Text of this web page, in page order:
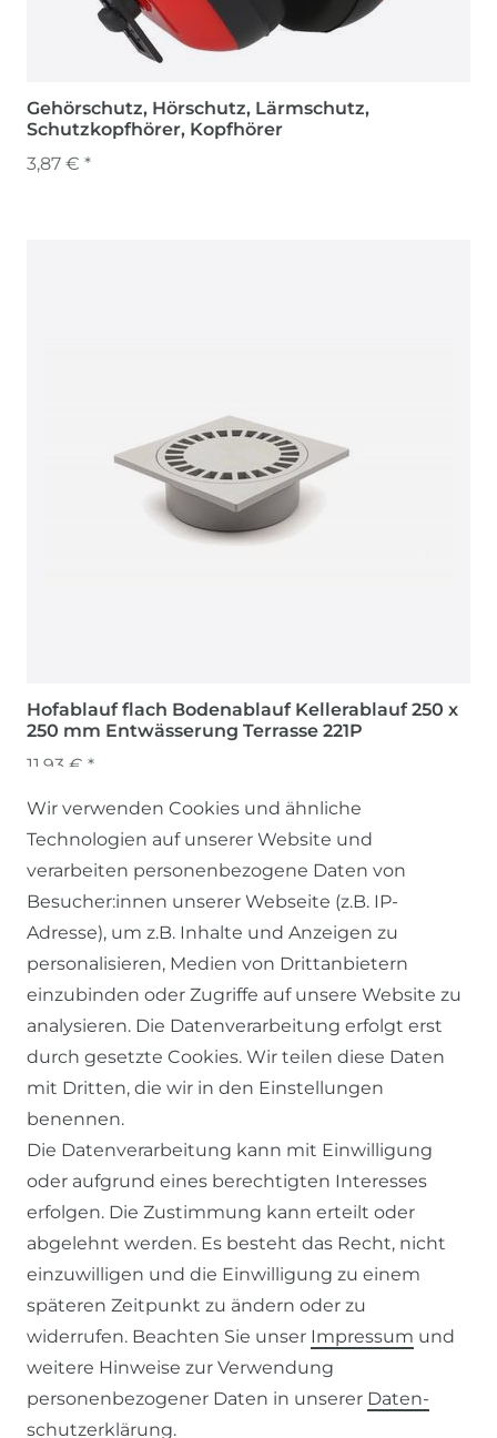
Gehörschutz, Hörschutz, Lärmschutz,
Schutzkopfhörer, Kopfhörer
3,87 € *
Hofablauf flach Bodenablauf Kellerablauf 250 x
250 mm Entwässerung Terrasse 221P
11,93 € *
SERVICE
KONTAKT
ZAHLUNG & VERSAND
WIDERRUFSFORMULAR
RECHTLICHES
WIDERRUFSRECHT
Wir verwenden Cookies und ähnliche
Technologien auf unserer Website und
verarbeiten personenbezogene Daten von
Besucher:innen unserer Webseite (z.B. IP-
Adresse), um z.B. Inhalte und Anzeigen zu
personalisieren, Medien von Drittanbietern
einzubinden oder Zugriffe auf unsere Website zu
analysieren. Die Datenverarbeitung erfolgt erst
durch gesetzte Cookies. Wir teilen diese Daten
mit Dritten, die wir in den Einstellungen
benennen.
Die Datenverarbeitung kann mit Einwilligung
oder aufgrund eines berechtigten Interesses
erfolgen. Die Zustimmung kann erteilt oder
abgelehnt werden. Es besteht das Recht, nicht
einzuwilligen und die Einwilligung zu einem
späteren Zeitpunkt zu ändern oder zu
widerrufen. Beachten Sie unser Impressum und
weitere Hinweise zur Verwendung
personenbezogener Daten in unserer Daten­
schutz­erklärung.